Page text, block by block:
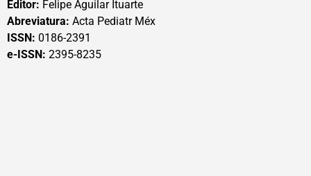
Editor: Felipe Aguilar Ituarte
Abreviatura: Acta Pediatr Méx
ISSN: 0186-2391
e-ISSN: 2395-8235